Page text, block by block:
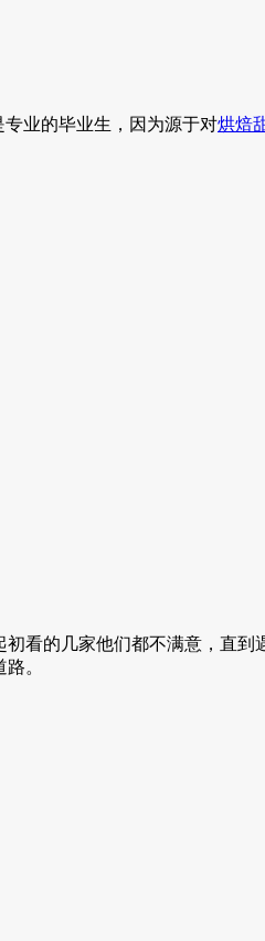
业的毕业生，因为源于对烘焙
初看的几家他们都不满意，直
。